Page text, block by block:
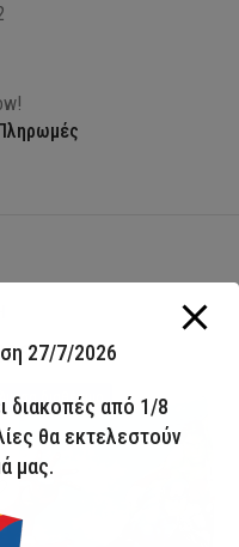
Άμεσα διαθέσιμο
27/7/2026
διακοπές από 1/8
θα εκτελεστούν
μας.